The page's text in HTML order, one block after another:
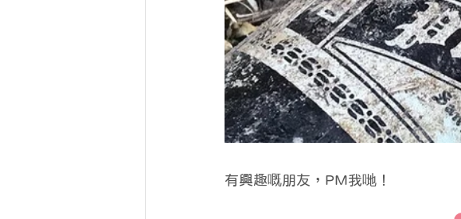
有興趣嘅朋友，PM我哋！